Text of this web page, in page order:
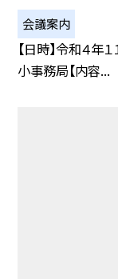
会議案内
【日時】令和４年
小事務局【内容...